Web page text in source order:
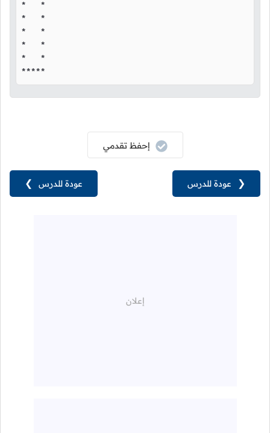
*   *
*   *
*   *
*   *
*   *
*****
عودة للدرس ❯
إحفظ تقدمي
❮ عودة للدرس